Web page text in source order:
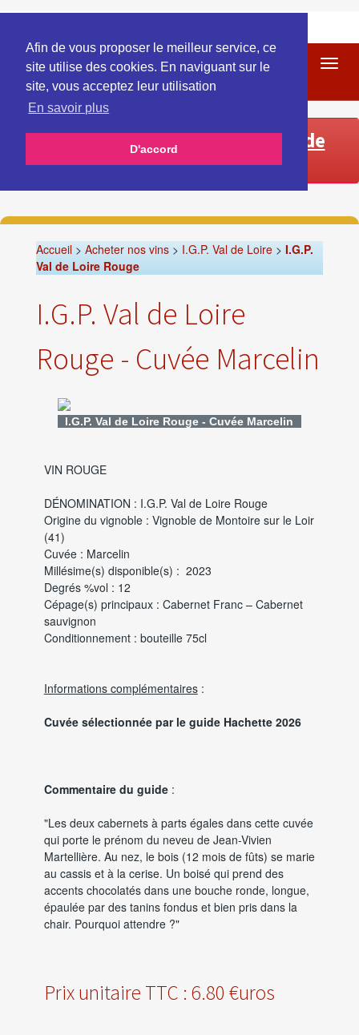
Afin de vous proposer le meilleur service, ce
site utilise des cookies. En naviguant sur le
site, vous acceptez leur utilisation
En savoir plus
D'accord
Télécharger notre formulaire de
commande
Accueil> Acheter nos vins> I.G.P. Val de Loire> I.G.P.
Val de Loire Rouge
I.G.P. Val de Loire
Rouge - Cuvée Marcelin
I.G.P. Val de Loire Rouge - Cuvée Marcelin
VIN ROUGE
DÉNOMINATION : I.G.P. Val de Loire Rouge
Origine du vignoble : Vignoble de Montoire sur le Loir
(41)
Cuvée : Marcelin
Millésime(s) disponible(s) : 2023
Degrés %vol : 12
Cépage(s) principaux : Cabernet Franc – Cabernet
sauvignon
Conditionnement : bouteille 75cl
Informations complémentaires:
Cuvée sélectionnée par le guide Hachette 2026
Commentaire du guide:
"Les deux cabernets à parts égales dans cette cuvée
qui porte le prénom du neveu de Jean-Vivien
Martellière. Au nez, le bois (12 mois de fûts) se marie
au cassis et à la cerise. Un boisé qui prend des
accents chocolatés dans une bouche ronde, longue,
épaulée par des tanins fondus et bien pris dans la
chair. Pourquoi attendre ?"
Prix unitaire TTC : 6.80 €uros